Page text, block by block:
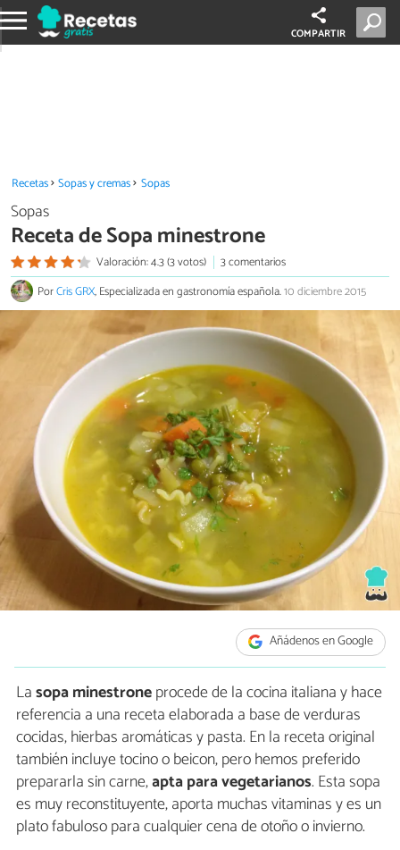
COMPARTIR
Recetas Sopas y cremas Sopas
Sopas
Receta de Sopa minestrone
Valoración: 4.3 (3 votos)
3 comentarios
PorCris GRX, Especializada en gastronomía española.10 diciembre 2015
Añádenos en Google
Lasopa minestroneprocede de la cocina italiana y hace
referencia a una receta elaborada a base de verduras
cocidas, hierbas aromáticas y pasta. En la receta original
también incluye tocino o beicon, pero hemos preferido
prepararla sin carne,aptapara vegetarianos. Esta sopa
es muy reconstituyente, aporta muchas vitaminas y es un
plato fabuloso para cualquier cena de otoño o invierno.